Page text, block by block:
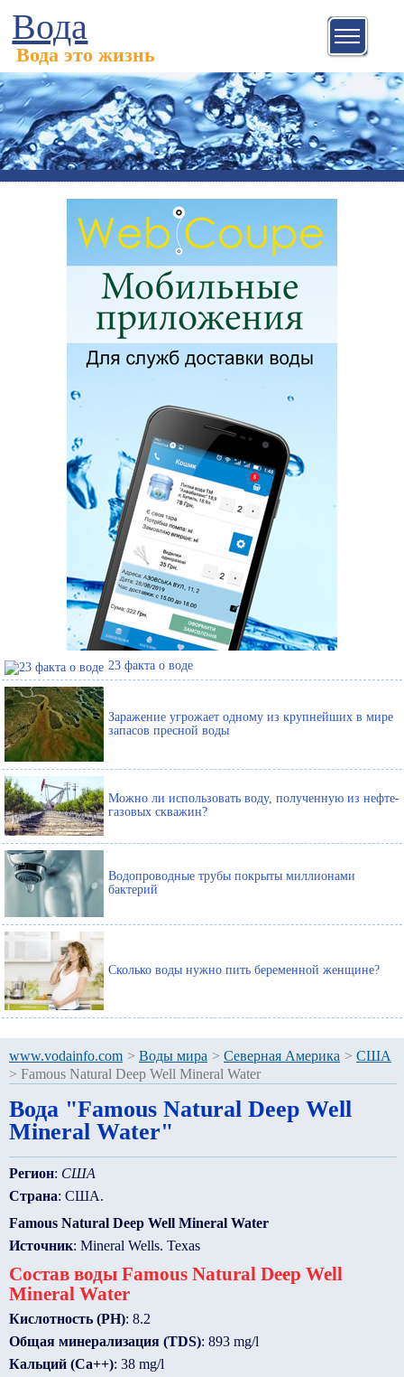
Вода
Вода это жизнь
23 факта о воде
Заражение угрожает одному из крупнейших в мире
запасов пресной воды
Можно ли использовать воду, полученную из нефте-
газовых скважин?
Водопроводные трубы покрыты миллионами
бактерий
Сколько воды нужно пить беременной женщине?
www.vodainfo.com > Воды мира > Северная Америка > США
> Famous Natural Deep Well Mineral Water
Вода "Famous Natural Deep Well
Mineral Water"
Регион: США
Страна: США.
Famous Natural Deep Well Mineral Water
Источник: Mineral Wells. Texas
Состав воды Famous Natural Deep Well
Mineral Water
Кислотность (PH): 8.2
Общая минерализация (TDS): 893 mg/l
Кальций (Ca++): 38 mg/l